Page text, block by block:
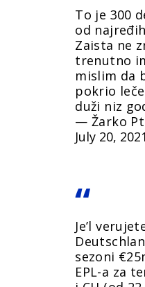
To je 300
od
Zaista ne
trenutno
mislim da
pokrio
duži niz
— Žarko
July 20, 2021
Je’l
sezoni
EPL-a za